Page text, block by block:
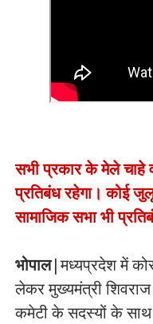
सभी प्रकार के मेले चाहे
प्रतिबंध रहेगा। कोई
सामाजिक सभा भी
भोपाल|मध्यप्रदेश में
लेकर मुख्यमंत्री
कमेटी के सदस्यों के